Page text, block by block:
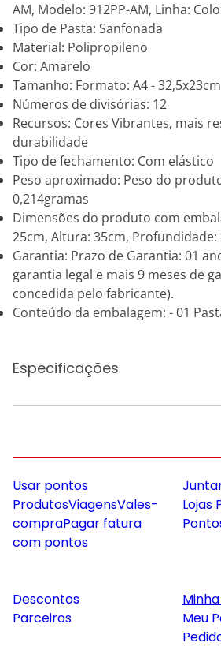
AM, Modelo: 912PP-AM, Linha:
Tipo de Pasta: Sanfonada
Material: Polipropileno
Cor: Amarelo
Tamanho: Formato: A4 - 32,5x23cm
Números de divisórias: 12
Recursos: Cores Vibrantes, mais
durabilidade
Tipo de fechamento: Com elástico
Peso aproximado: Peso do
0,214gramas
Dimensões do produto com
25cm, Altura: 35cm, Profundidade:
Garantia: Prazo de Garantia: 01
garantia legal e mais 9 meses de
concedida pelo fabricante).
Conteúdo da embalagem: - 01
Especificações
Usar pontos
ProdutosViagensVales-
compraPagar fatura
com pontos
Lojas
Descontos
Parceiros
Meu